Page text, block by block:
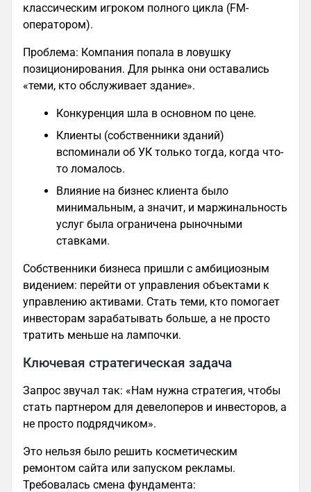
классическим игроком полного цикла (FM-
оператором).
Проблема: Компания попала в ловушку
позиционирования. Для рынка они оставались
«теми, кто обслуживает здание».
Конкуренция шла в основном по цене.
Клиенты (собственники зданий)
вспоминали об УК только тогда, когда что-
то ломалось.
Влияние на бизнес клиента было
минимальным, а значит, и маржинальность
услуг была ограничена рыночными
ставками.
Собственники бизнеса пришли с амбициозным
видением: перейти от управления объектами к
управлению активами. Стать теми, кто помогает
инвесторам зарабатывать больше, а не просто
тратить меньше на лампочки.
Ключевая стратегическая задача
Запрос звучал так: «Нам нужна стратегия, чтобы
стать партнером для девелоперов и инвесторов, а
не просто подрядчиком».
Это нельзя было решить косметическим
ремонтом сайта или запуском рекламы.
Требовалась смена фундамента: